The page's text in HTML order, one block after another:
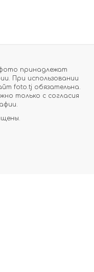
принадлежат
При использовании
foto.tj обязательна.
только с согласия